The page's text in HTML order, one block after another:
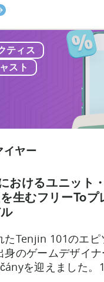
者やモバイルマー
て成功したクリエ
来のロードマップ
むようになってい
能だったターゲテ
新たな段階へと進
ティス
スト
イヤー
おけるユニット
生むフリーToプ
Tenjin 101のエピ
のゲームデザイナ
を迎えました。